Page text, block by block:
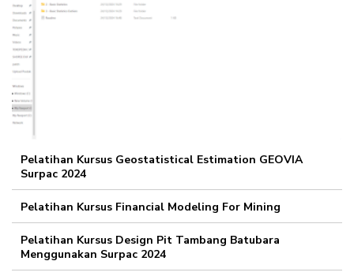
Pelatihan Kursus Geostatistical Estimation GEOVIA
Surpac 2024
Pelatihan Kursus Financial Modeling For Mining
Pelatihan Kursus Design Pit Tambang Batubara
Menggunakan Surpac 2024